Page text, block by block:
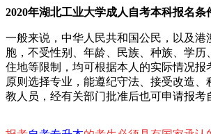
2020年湖北工业大学成人自考本科报名条
一般来说，中华人民共和国公民，以及港
胞，不受性别、年龄、民族、种族、学历
住地等限制，均可根据本人的实际情况报
原则选择专业，能遵纪守法、接受改造、
教人员，经有关部门批准后也可申请报考